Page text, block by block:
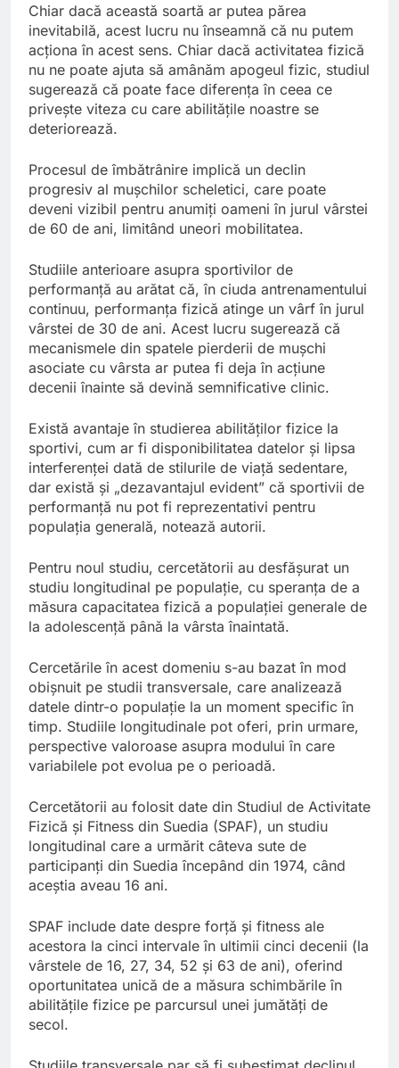
Chiar dacă această soartă ar putea părea
inevitabilă, acest lucru nu înseamnă că nu putem
acționa în acest sens. Chiar dacă activitatea fizică
nu ne poate ajuta să amânăm apogeul fizic, studiul
sugerează că poate face diferența în ceea ce
privește viteza cu care abilitățile noastre se
deteriorează.
Procesul de îmbătrânire implică un declin
progresiv al mușchilor scheletici, care poate
deveni vizibil pentru anumiți oameni în jurul vârstei
de 60 de ani, limitând uneori mobilitatea.
Studiile anterioare asupra sportivilor de
performanță au arătat că, în ciuda antrenamentului
continuu, performanța fizică atinge un vârf în jurul
vârstei de 30 de ani. Acest lucru sugerează că
mecanismele din spatele pierderii de mușchi
asociate cu vârsta ar putea fi deja în acțiune
decenii înainte să devină semnificative clinic.
Există avantaje în studierea abilităților fizice la
sportivi, cum ar fi disponibilitatea datelor și lipsa
interferenței dată de stilurile de viață sedentare,
dar există și „dezavantajul evident” că sportivii de
performanță nu pot fi reprezentativi pentru
populația generală, notează autorii.
Pentru noul studiu, cercetătorii au desfășurat un
studiu longitudinal pe populație, cu speranța de a
măsura capacitatea fizică a populației generale de
la adolescență până la vârsta înaintată.
Cercetările în acest domeniu s-au bazat în mod
obișnuit pe studii transversale, care analizează
datele dintr-o populație la un moment specific în
timp. Studiile longitudinale pot oferi, prin urmare,
perspective valoroase asupra modului în care
variabilele pot evolua pe o perioadă.
Cercetătorii au folosit date din Studiul de Activitate
Fizică și Fitness din Suedia (SPAF), un studiu
longitudinal care a urmărit câteva sute de
participanți din Suedia începând din 1974, când
aceștia aveau 16 ani.
SPAF include date despre forță și fitness ale
acestora la cinci intervale în ultimii cinci decenii (la
vârstele de 16, 27, 34, 52 și 63 de ani), oferind
oportunitatea unică de a măsura schimbările în
abilitățile fizice pe parcursul unei jumătăți de
secol.